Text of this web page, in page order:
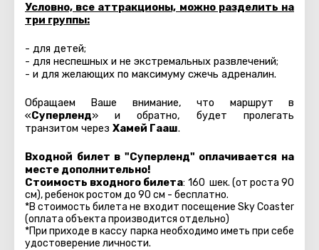
Условно, все аттракционы, можно разделить на
три группы:
- для детей;
- для неспешных и не экстремальных развлечений;
- и для желающих по максимуму сжечь адреналин.
Обращаем Ваше внимание, что маршрут в
«Суперленд» и обратно, будет пролегать
транзитом через Хамей Гааш.
Входной билет в "Суперленд" оплачивается на
месте дополнительно!
Стоимость входного билета: 160 шек. (от роста 90
см), ребенок ростом до 90 см - бесплатно.
*В стоимость билета не входит посещение Sky Coaster
(оплата объекта производится отдельно)
*При приходе в кассу парка необходимо иметь при себе
удостоверение личности.